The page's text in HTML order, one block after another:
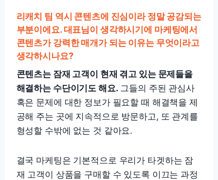
리캐치 팀 역시 콘텐츠에 진심이라 정말 공감되는
부분이에요. 대표님이 생각하시기에 마케팅에서
콘텐츠가 강력한 매개가 되는 이유는 무엇이라고
생각하시나요?
콘텐츠는 잠재 고객이 현재 겪고 있는 문제들을
해결하는 수단이기도 해요. 그들의 주된 관심사
혹은 문제에 대한 정보가 필요할 때 해결책을 제
공해 주는 곳에 지속적으로 방문하고, 또 관계를
형성할 수밖에 없는 것 같아요.
결국 마케팅은 기본적으로 우리가 타겟하는 잠
재 고객이 상품을 구매할 수 있도록 이끄는 과정